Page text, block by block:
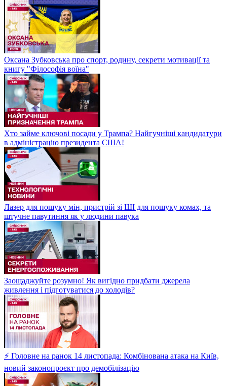
Оксана Зубковська про спорт, родину, секрети мотивації та
книгу "Філософія воїна"
Хто займе ключові посади у Трампа? Найгучніші кандидатури
в адміністрацію президента США!
Лазер для пошуку мін, пристрій зі ШІ для пошуку комах, та
штучне павутиння як у людини павука
Заощаджуйте розумно! Як вигідно придбати джерела
живлення і підготуватися до холодів?
⚡ Головне на ранок 14 листопада: Комбінована атака на Київ,
новий законопроєкт про демобілізацію